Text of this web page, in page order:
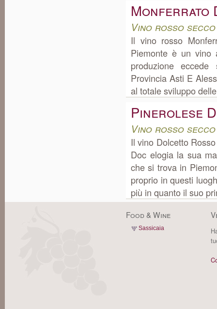
Monferrato
Vino rosso secco
Il vino rosso
Piemonte è un
produzione
Provincia Asti E
al totale sviluppo
Pinerolese
Vino rosso secco
Il vino Dolcetto
Doc elogia la sua
che si trova in
proprio in questi
più in quanto il suo
Food & Wine
Sassicaia